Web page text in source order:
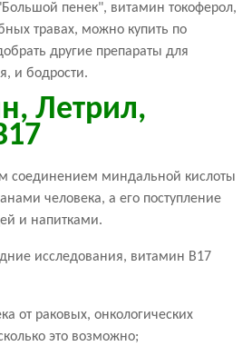
пенек", витамин токоферол,
травах, можно купить по
другие препараты для
и бодрости.
Летрил,
соединением миндальной кислоты
человека, а его поступление
и напитками.
исследования, витамин В17
от раковых, онкологических
это возможно;